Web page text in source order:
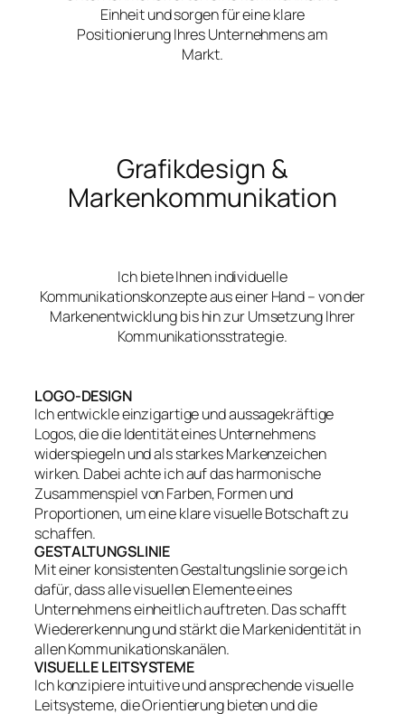
Einheit und sorgen für eine klare
Positionierung Ihres Unternehmens am
Markt.
Grafikdesign &
Markenkommunikation
Ich biete Ihnen individuelle
Kommunikationskonzepte aus einer Hand – von der
Markenentwicklung bis hin zur Umsetzung Ihrer
Kommunikationsstrategie.
LOGO-DESIGN
Ich entwickle einzigartige und aussagekräftige
Logos, die die Identität eines Unternehmens
widerspiegeln und als starkes Markenzeichen
wirken. Dabei achte ich auf das harmonische
Zusammenspiel von Farben, Formen und
Proportionen, um eine klare visuelle Botschaft zu
schaffen.
GESTALTUNGSLINIE
Mit einer konsistenten Gestaltungslinie sorge ich
dafür, dass alle visuellen Elemente eines
Unternehmens einheitlich auftreten. Das schafft
Wiedererkennung und stärkt die Markenidentität in
allen Kommunikationskanälen.
VISUELLE LEITSYSTEME
Ich konzipiere intuitive und ansprechende visuelle
Leitsysteme, die Orientierung bieten und die